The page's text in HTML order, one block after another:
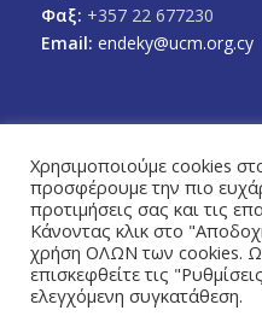
Φαξ: +357 22 677230
Email: endeky@ucm.org.cy
FOLLOW US
Facebook
Twitter
Χρησιμοποιούμε cookies
προσφέρουμε την πιο
προτιμήσεις σας και τις
Κάνοντας κλικ στο
χρήση ΟΛΩΝ των cookies.
επισκεφθείτε τις
ελεγχόμενη συγκατάθεση.